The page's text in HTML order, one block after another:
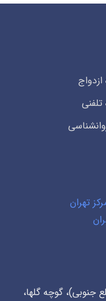
تهران
جنوبی)، گوچه گلها،